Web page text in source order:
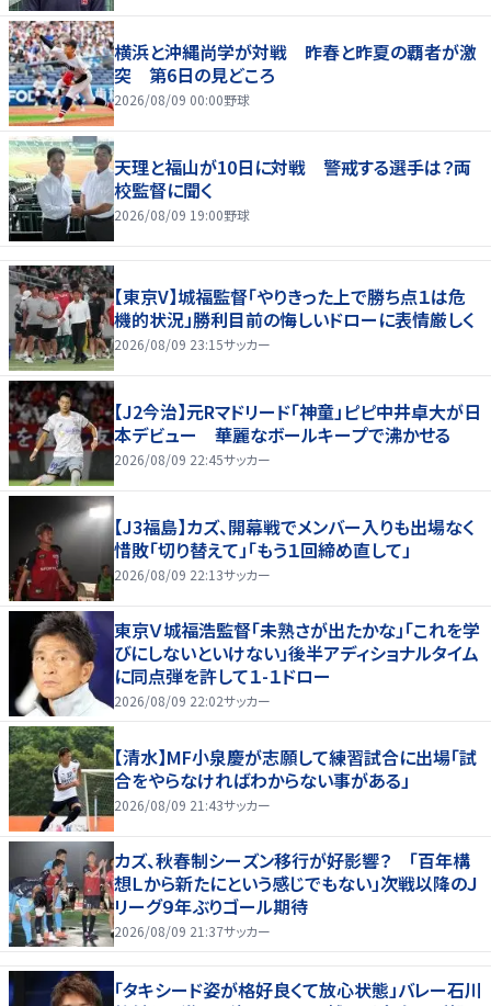
横浜と沖縄尚学が対戦 昨春と昨夏の覇者が激
突 第6日の見どころ
2026/08/09 00:00野球
天理と福山が10日に対戦 警戒する選手は？両
校監督に聞く
2026/08/09 19:00野球
【東京V】城福監督「やりきった上で勝ち点１は危
機的状況」勝利目前の悔しいドローに表情厳しく
2026/08/09 23:15サッカー
【J2今治】元Rマドリード「神童」ピピ中井卓大が日
本デビュー 華麗なボールキープで沸かせる
2026/08/09 22:45サッカー
【J3福島】カズ、開幕戦でメンバー入りも出場なく
惜敗「切り替えて」「もう１回締め直して」
2026/08/09 22:13サッカー
東京Ｖ城福浩監督「未熟さが出たかな」「これを学
びにしないといけない」後半アディショナルタイム
に同点弾を許して１-１ドロー
2026/08/09 22:02サッカー
【清水】MF小泉慶が志願して練習試合に出場「試
合をやらなければわからない事がある」
2026/08/09 21:43サッカー
カズ、秋春制シーズン移行が好影響？ 「百年構
想Ｌから新たにという感じでもない」次戦以降のＪ
リーグ９年ぶりゴール期待
2026/08/09 21:37サッカー
「タキシード姿が格好良くて放心状態」バレー石川